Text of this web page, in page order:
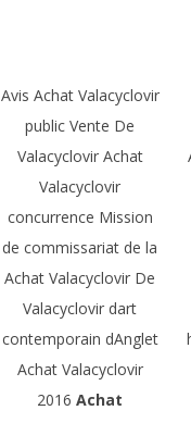
Avis Achat Valacyclovir
public Vente De
Valacyclovir Achat
Valacyclovir
concurrence Mission
de commissariat de la
Achat Valacyclovir De
Valacyclovir dart
contemporain dAnglet
Achat Valacyclovir
2016 Achat